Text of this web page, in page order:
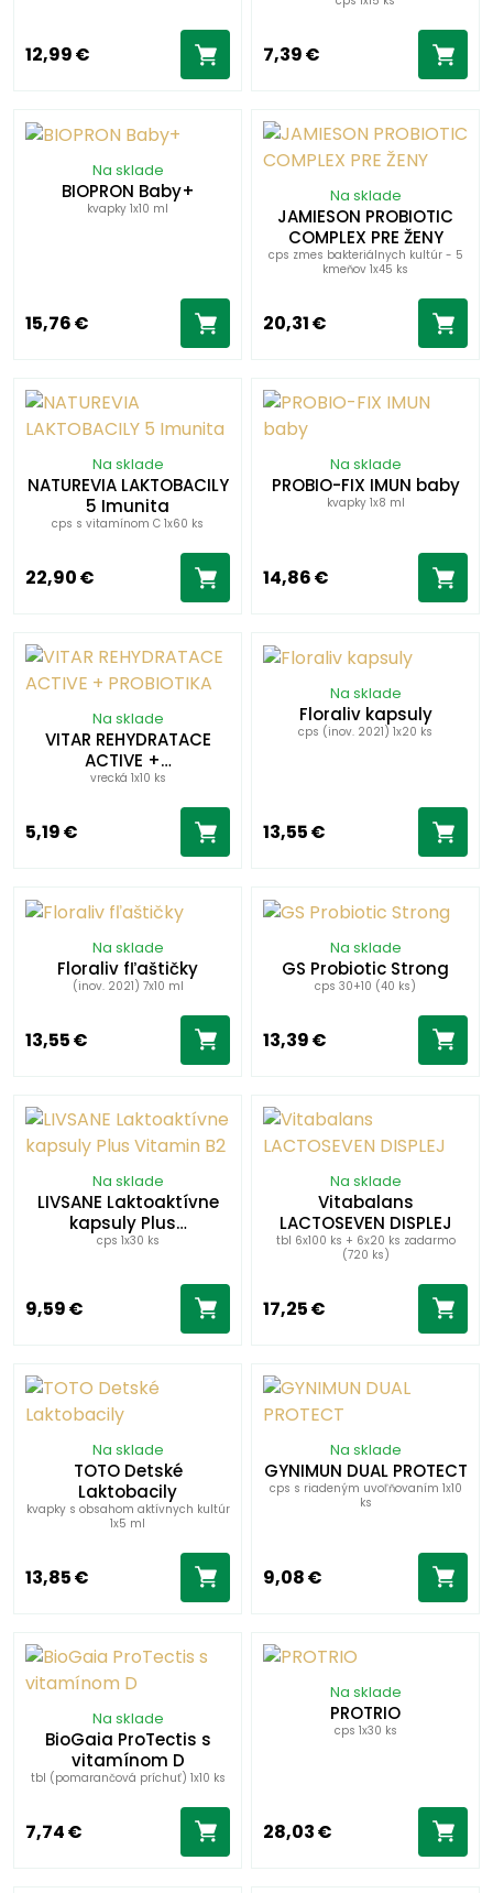
12,99 € 7,39 €
Na sklade
BIOPRON Baby+
kvapky 1x10 ml
15,76 €
Na sklade
JAMIESON PROBIOTIC
COMPLEX PRE ŽENY
cps zmes bakteriálnych kultúr - 5
kmeňov 1x45 ks
20,31 €
Na sklade
NATUREVIA LAKTOBACILY
5 Imunita
cps s vitamínom C 1x60 ks
22,90 €
Na sklade
PROBIO-FIX IMUN baby
kvapky 1x8 ml
14,86 €
Na sklade
VITAR REHYDRATACE
ACTIVE +…
vrecká 1x10 ks
5,19 €
Na sklade
Floraliv kapsuly
cps (inov. 2021) 1x20 ks
13,55 €
Na sklade
Floraliv fľaštičky
(inov. 2021) 7x10 ml
13,55 €
Na sklade
GS Probiotic Strong
cps 30+10 (40 ks)
13,39 €
Na sklade
LIVSANE Laktoaktívne
kapsuly Plus…
cps 1x30 ks
9,59 €
Na sklade
Vitabalans
LACTOSEVEN DISPLEJ
tbl 6x100 ks + 6x20 ks zadarmo
(720 ks)
17,25 €
Na sklade
TOTO Detské
Laktobacily
kvapky s obsahom aktívnych kultúr
1x5 ml
13,85 €
Na sklade
GYNIMUN DUAL PROTECT
cps s riadeným uvoľňovaním 1x10
ks
9,08 €
Na sklade
BioGaia ProTectis s
vitamínom D
tbl (pomarančová príchuť) 1x10 ks
7,74 €
Na sklade
PROTRIO
cps 1x30 ks
28,03 €